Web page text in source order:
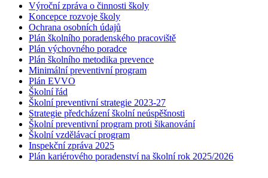
Výroční zpráva o činnosti školy
Koncepce rozvoje školy
Ochrana osobních údajů
Plán školního poradenského pracoviště
Plán výchovného poradce
Plán školního metodika prevence
Minimální preventivní program
Plán EVVO
Školní řád
Školní preventivní strategie 2023-27
Strategie předcházení školní neúspěšnosti
Školní preventivní program proti šikanování
Školní vzdělávací program
Inspekční zpráva 2025
Plán kariérového poradenství na školní rok 2025/2026